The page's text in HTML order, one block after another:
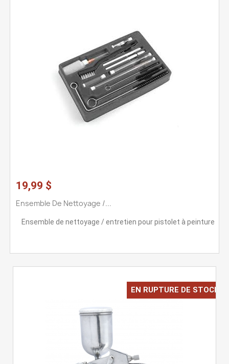
19,99 $
Ensemble De Nettoyage /...
Ensemble de nettoyage / entretien pour pistolet à peinture
EN RUPTURE DE STOCK